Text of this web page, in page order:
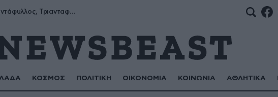
Μύρων, Τριαντάφυλλος, Τριανταφυλλιά, Φυλλιώ, Ρόζα
ΚΟΣΜΟΣ ΠΟΛΙΤΙΚΗ ΟΙΚΟΝΟΜΙΑ ΚΟΙΝΩΝΙΑ ΑΘΛΗΤΙΚΑ